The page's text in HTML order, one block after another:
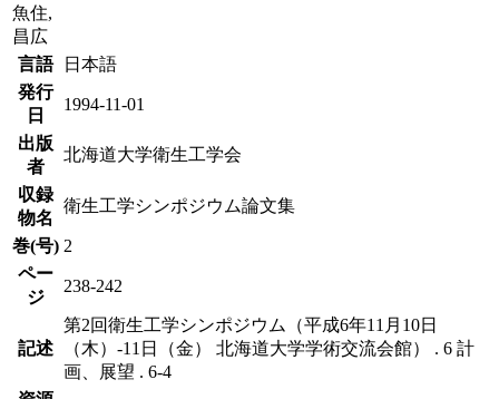
魚住,
昌広
言語
日本語
発行
日
1994-11-01
出版
者
北海道大学衛生工学会
収録
物名
衛生工学シンポジウム論文集
巻(号) 2
ペー
ジ
238-242
記述
第2回衛生工学シンポジウム（平成6年11月10日
（木）-11日（金） 北海道大学学術交流会館） . 6 計
画、展望 . 6-4